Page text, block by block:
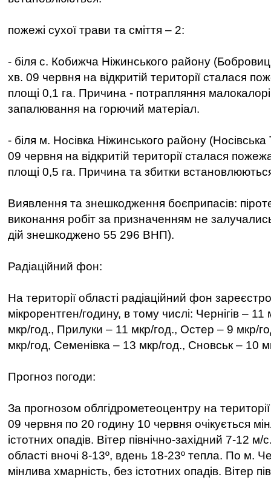
пожежі сухої трави та сміття – 2:
- біля с. Кобижча Ніжинського району
хв. 09 червня на відкритій території сталася
площі 0,1 га. Причина - потрапляння
запалювання на горючий матеріал.
- біля м. Носівка Ніжинського району
09 червня на відкритій території сталася
площі 0,5 га. Причина та збитки
Виявлення та знешкодження боєприпасів:
виконання робіт за призначенням не
дій знешкоджено 55 296 ВНП).
Радіаційний фон:
На території області радіаційний фон
мікрорентген/годину, в тому числі: Чернігів –
мкр/год., Прилуки – 11 мкр/год., Остер – 9 мкр/
мкр/год, Семенівка – 13 мкр/год., Сновськ – 10
Прогноз погоди:
За прогнозом облгідрометеоцентру на
09 червня по 20 годину 10 червня очікується
істотних опадів. Вітер північно-західний 7-12
області вночі 8-13º, вдень 18-23º тепла. По м.
мінлива хмарність, без істотних опадів. Вітер